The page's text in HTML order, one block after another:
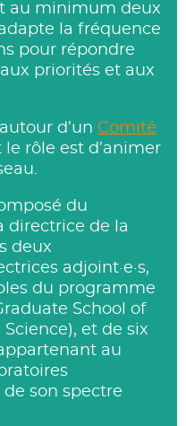
au minimum deux
la fréquence
pour répondre
priorités et aux
d’un Comité
le rôle est d’animer
du
directrice de la
deux
adjoint·e·s,
du programme
School of
et de six
au
son spectre